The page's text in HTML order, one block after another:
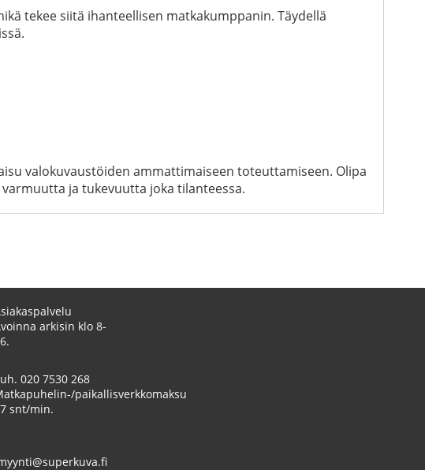
tekee siitä ihanteellisen matkakumppanin. Täydellä
valokuvaustöiden ammattimaiseen toteuttamiseen. Olipa
ja tukevuutta joka tilanteessa.
arkisin klo 8-
020 7530 268
paikallisverkkomaksu
snt/min.